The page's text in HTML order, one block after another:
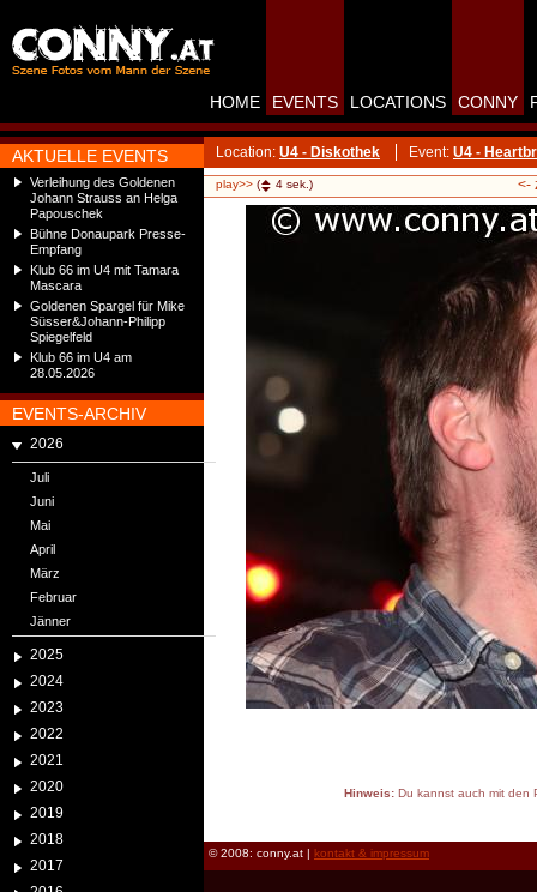
AKTUELLE EVENTS
Verleihung des Goldenen
Johann Strauss an Helga
Papouschek
Bühne Donaupark Presse-
Empfang
Klub 66 im U4 mit Tamara
Mascara
Goldenen Spargel für Mike
Süsser&Johann-Philipp
Spiegelfeld
Klub 66 im U4 am
28.05.2026
EVENTS-ARCHIV
2026
Juli
Juni
Mai
April
März
Februar
Jänner
2025
2024
2023
2022
2021
2020
2019
2018
2017
HOME EVENTS LOCATIONS CONNY
Location: U4 - Diskothek Event: U4 -
play>> ( 4 sek.) <-
Hinweis:Du kannst auch mit den
© 2008: conny.at | kontakt & impressum